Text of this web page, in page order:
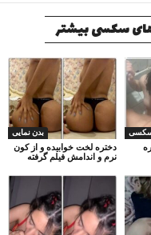
سکسی بیشتر
بدن نمایی
دختره لخت خوابیده و از کون
نرم و اندامش فیلم گرفته
سکسی